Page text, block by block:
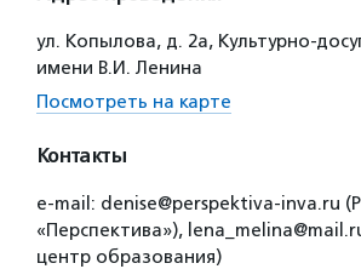
ул. Копылова, д. 2а, Культурно-
имени В.И. Ленина
Посмотреть на карте
Контакты
e-mail: denise@perspektiva-inva.ru
«Перспектива»),
центр образования)